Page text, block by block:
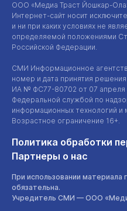
ООО «Медиа Траст Йошкар-
Интернет-сайт носит
и ни при каких условиях не
определяемой положениями
Российской Федерации.
СМИ Информационное
номер и дата принятия
ИА № ФС77-80702 от 07 апреля
Федеральной службой по
информационных технологий и
Возрастное ограничение 16+.
Политика обработки
Партнеры о нас
При использовании материала
обязательна.
Учредитель СМИ — ООО